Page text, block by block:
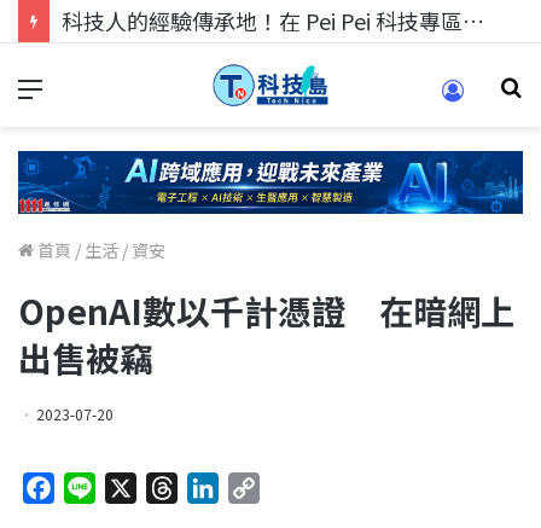
科技人的經驗傳承地！在 Pei Pei 科技專區，與學弟妹交流最硬核的技術
首頁 / 生活 / 資安
OpenAI數以千計憑證 在暗網上
出售被竊
2023-07-20